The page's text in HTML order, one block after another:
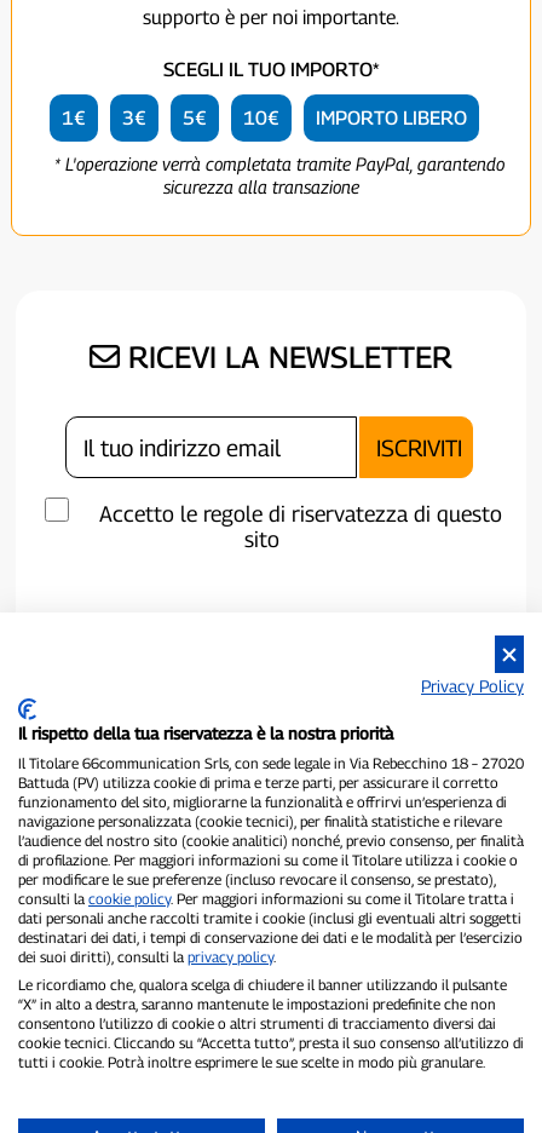
supporto è per noi importante.
SCEGLI IL TUO IMPORTO*
1€ 3€ 5€ 10€ IMPORTO LIBERO
* L'operazione verrà completata tramite PayPal, garantendo
sicurezza alla transazione
RICEVI LA NEWSLETTER
Accetto le regole di riservatezza di questo
sito
P300.it è una Testata Giornalistica indipendente
Registrazione numero 1/2021 del 1/2/2021 - Tribunale di Pavia
Proprietario ed editore:66communication Srls- P.IVA
02798890188
Direttore Responsabile:Alessandro Secchi- Vicedirettore:Federico
Benedusi
Privacy Policy-Cookie Policy
"Se è successo davvero, lo trovi su P300.it"
Copyright © P300.it 2012-2026
Privacy Policy
Il rispetto della tua riservatezza è la nostra priorità
Il Titolare 66communication Srls, con sede legale in Via Rebecchino 18 – 27020
Battuda (PV) utilizza cookie di prima e terze parti, per assicurare il corretto
funzionamento del sito, migliorarne la funzionalità e offrirvi un’esperienza di
navigazione personalizzata (cookie tecnici), per finalità statistiche e rilevare
l’audience del nostro sito (cookie analitici) nonché, previo consenso, per finalità
di profilazione. Per maggiori informazioni su come il Titolare utilizza i cookie o
per modificare le sue preferenze (incluso revocare il consenso, se prestato),
consulti la cookie policy. Per maggiori informazioni su come il Titolare tratta i
dati personali anche raccolti tramite i cookie (inclusi gli eventuali altri soggetti
destinatari dei dati, i tempi di conservazione dei dati e le modalità per l’esercizio
dei suoi diritti), consulti la privacy policy.
Le ricordiamo che, qualora scelga di chiudere il banner utilizzando il pulsante
“X” in alto a destra, saranno mantenute le impostazioni predefinite che non
consentono l’utilizzo di cookie o altri strumenti di tracciamento diversi dai
cookie tecnici. Cliccando su “Accetta tutto”, presta il suo consenso all’utilizzo di
tutti i cookie. Potrà inoltre esprimere le sue scelte in modo più granulare.